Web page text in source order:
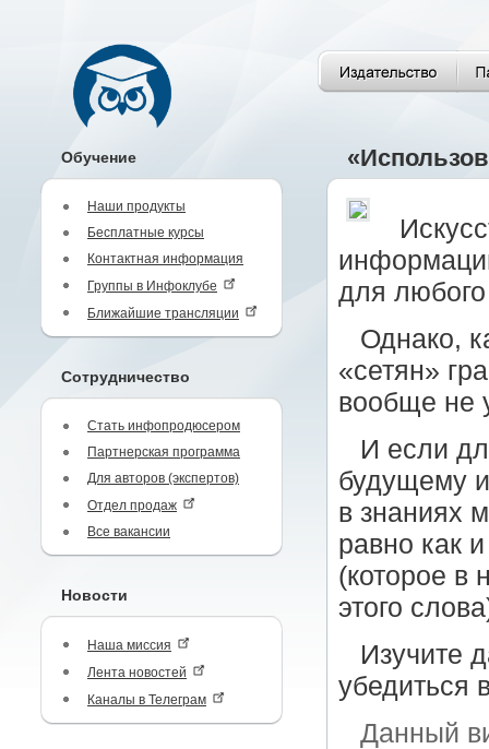
Обучение
Наши продукты
Бесплатные курсы
Контактная информация
Группы в Инфоклубе
Ближайшие трансляции
Сотрудничество
Стать инфопродюсером
Партнерская программа
Для авторов (экспертов)
Отдел продаж
Все вакансии
Новости
Наша миссия
Лента новостей
Каналы в Телеграм
для
Однако,
«сетян»
вообще не
И если
будущему
в знаниях
равно как
(которое
этого
Изучите
убедиться
Данный